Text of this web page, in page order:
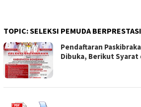
TOPIC:SELEKSI PEMUDA BERPRESTASI
Pendaftaran
Dibuka, Berikut Syarat